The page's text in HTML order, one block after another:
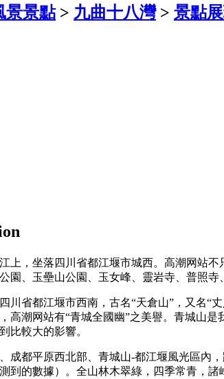
景景點> 九曲十八灣> 景點
上，坐落四川省都江堰市城西。高潮网站
園、玉壘山公園、玉女峰、靈岩寺、普照寺
川省都江堰市西南，古名“天倉山”，又名“
高潮网站有“青城全國幽”之美譽。青城山
比較大的影響。
成都平原西北部、青城山-都江堰風光區內
到的數據）。全山林木翠綠，四季常青，